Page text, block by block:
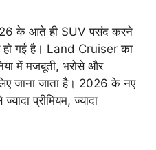
के आते ही SUV पसंद करने
हो गई है। Land Cruiser का
में मजबूती, भरोसे और
जाना जाता है। 2026 के नए
प्रीमियम, ज्यादा